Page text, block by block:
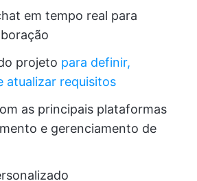
em tempo real para
projeto para definir,
atualizar requisitos
as principais plataformas
e gerenciamento de